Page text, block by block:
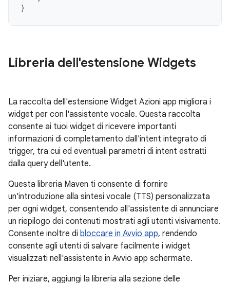
}
Libreria dell'estensione Widgets
La raccolta dell'estensione Widget Azioni app migliora i
widget per con l'assistente vocale. Questa raccolta
consente ai tuoi widget di ricevere importanti
informazioni di completamento dall'intent integrato di
trigger, tra cui ed eventuali parametri di intent estratti
dalla query dell'utente.
Questa libreria Maven ti consente di fornire
un'introduzione alla sintesi vocale (TTS) personalizzata
per ogni widget, consentendo all'assistente di annunciare
un riepilogo dei contenuti mostrati agli utenti visivamente.
Consente inoltre di bloccare in Avvio app, rendendo
consente agli utenti di salvare facilmente i widget
visualizzati nell'assistente in Avvio app schermate.
Per iniziare, aggiungi la libreria alla sezione delle